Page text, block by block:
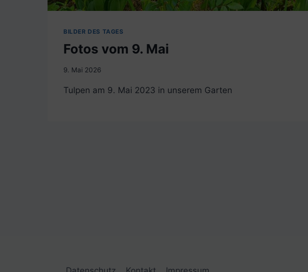
BILDER DES TAGES
Fotos vom 9. Mai
9. Mai 2026
Tulpen am 9. Mai 2023 in unserem Garten